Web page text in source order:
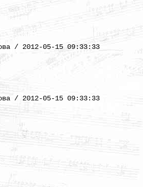
/ 2012-05-15 09:33:33
/ 2012-05-15 09:33:33